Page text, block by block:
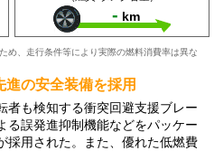
- km
め、走行条件等により実際の燃料消費率は異な
の安全装備を採用
者も検知する衝突回避支援ブレー
る誤発進抑制機能などをパッケー
採用された。また、優れた低燃費